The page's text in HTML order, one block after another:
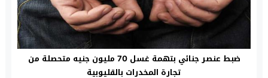
ضبط عنصر جنائي بتهمة غسل 70 مليون جنيه متحصلة من
تجارة المخدرات بالقليوبية